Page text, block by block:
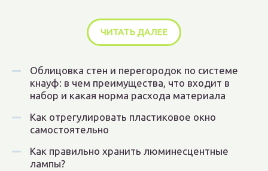
ЧИТАТЬ ДАЛЕЕ
Облицовка стен и перегородок по системе
кнауф: в чем преимущества, что входит в
набор и какая норма расхода материала
Как отрегулировать пластиковое окно
самостоятельно
Как правильно хранить люминесцентные
лампы?